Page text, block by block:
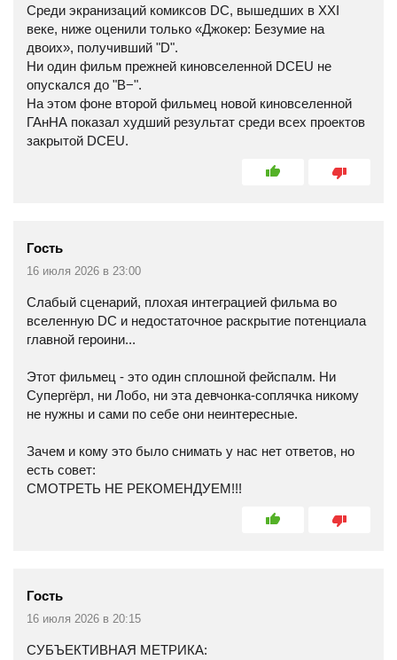
Среди экранизаций комиксов DC, вышедших в XXI
веке, ниже оценили только «Джокер: Безумие на
двоих», получивший "D".
Ни один фильм прежней киновселенной DCEU не
опускался до "B−".
На этом фоне второй фильмец новой киновселенной
ГАнНА показал худший результат среди всех проектов
закрытой DCEU.
Гость
16 июля 2026 в 23:00
Слабый сценарий, плохая интеграцией фильма во
вселенную DC и недостаточное раскрытие потенциала
главной героини...
Этот фильмец - это один сплошной фейспалм. Ни
Супергёрл, ни Лобо, ни эта девчонка-соплячка никому
не нужны и сами по себе они неинтересные.
Зачем и кому это было снимать у нас нет ответов, но
есть совет:
СМОТРЕТЬ НЕ РЕКОМЕНДУЕМ!!!
Гость
16 июля 2026 в 20:15
СУБЪЕКТИВНАЯ МЕТРИКА: